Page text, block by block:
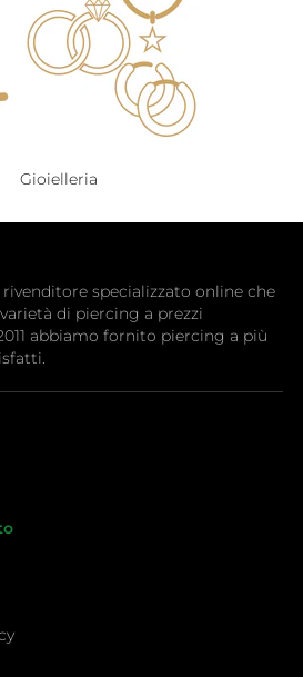
Gioielleria
specializzato online che
di piercing a prezzi
abbiamo fornito piercing a più